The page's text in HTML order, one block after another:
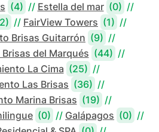
(4) // Estella del mar (0) //
// FairView Towers (1) //
Brisas Guitarrón (9) //
del Marqués (44) //
La Cima (25) //
Las Brisas (36) //
Marina Brisas (19) //
(0) // Galápagos (0) //